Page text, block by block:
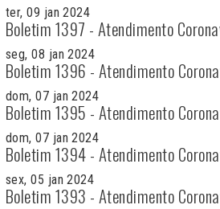
ter, 09 jan 2024
Boletim 1397 - Atendimento
seg, 08 jan 2024
Boletim 1396 - Atendimento
dom, 07 jan 2024
Boletim 1395 - Atendimento
dom, 07 jan 2024
Boletim 1394 - Atendimento
sex, 05 jan 2024
Boletim 1393 - Atendimento